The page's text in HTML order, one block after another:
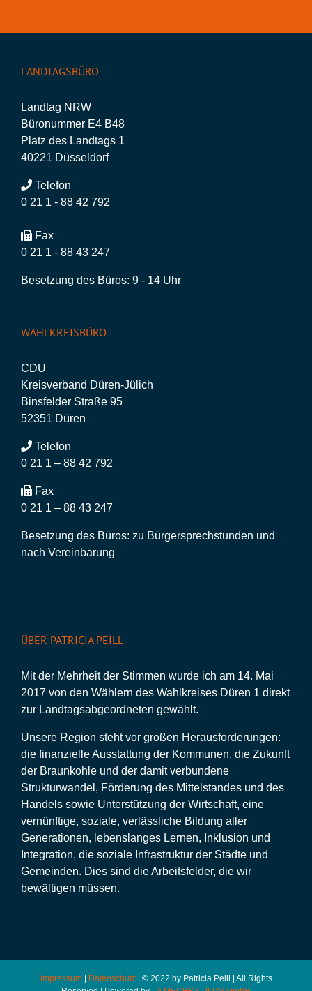
LANDTAGSBÜRO
Landtag NRW
Büronummer E4 B48
Platz des Landtags 1
40221 Düsseldorf
Telefon
0 21 1 - 88 42 792
Fax
0 21 1 - 88 43 247
Besetzung des Büros: 9 - 14 Uhr
WAHLKREISBÜRO
CDU
Kreisverband Düren-Jülich
Binsfelder Straße 95
52351 Düren
Telefon
0 21 1 – 88 42 792
Fax
0 21 1 – 88 43 247
Besetzung des Büros: zu Bürgersprechstunden und
nach Vereinbarung
ÜBER PATRICIA PEILL
Mit der Mehrheit der Stimmen wurde ich am 14. Mai
2017 von den Wählern des Wahlkreises Düren 1 direkt
zur Landtagsabgeordneten gewählt.
Unsere Region steht vor großen Herausforderungen:
die finanzielle Ausstattung der Kommunen, die Zukunft
der Braunkohle und der damit verbundene
Strukturwandel, Förderung des Mittelstandes und des
Handels sowie Unterstützung der Wirtschaft, eine
vernünftige, soziale, verlässliche Bildung aller
Generationen, lebenslanges Lernen, Inklusion und
Integration, die soziale Infrastruktur der Städte und
Gemeinden. Dies sind die Arbeitsfelder, die wir
bewältigen müssen.
Impressum| Datenschutz| © 2022 by Patricia Peill | All Rights